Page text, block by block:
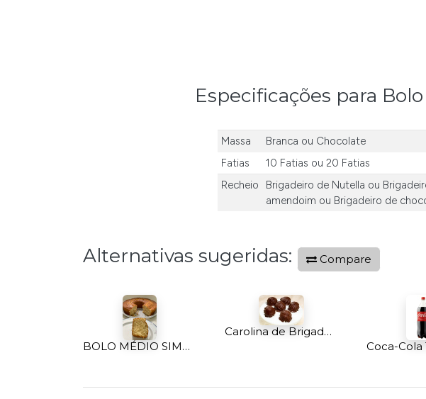
Especificações para
Massa Branca ou Chocolate
Fatias
10 Fatias ou 20 Fatias
Recheio
Brigadeiro de Nutella ou
amendoim ou Brigadeiro de
Alternativas sugeridas: Compare
BOLO MÉDIO SIMPLES BAUNILHA
Carolina de Brigadeiro com Chocolate c/ 5un